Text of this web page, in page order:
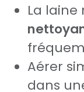
La laine
Aérer
dans